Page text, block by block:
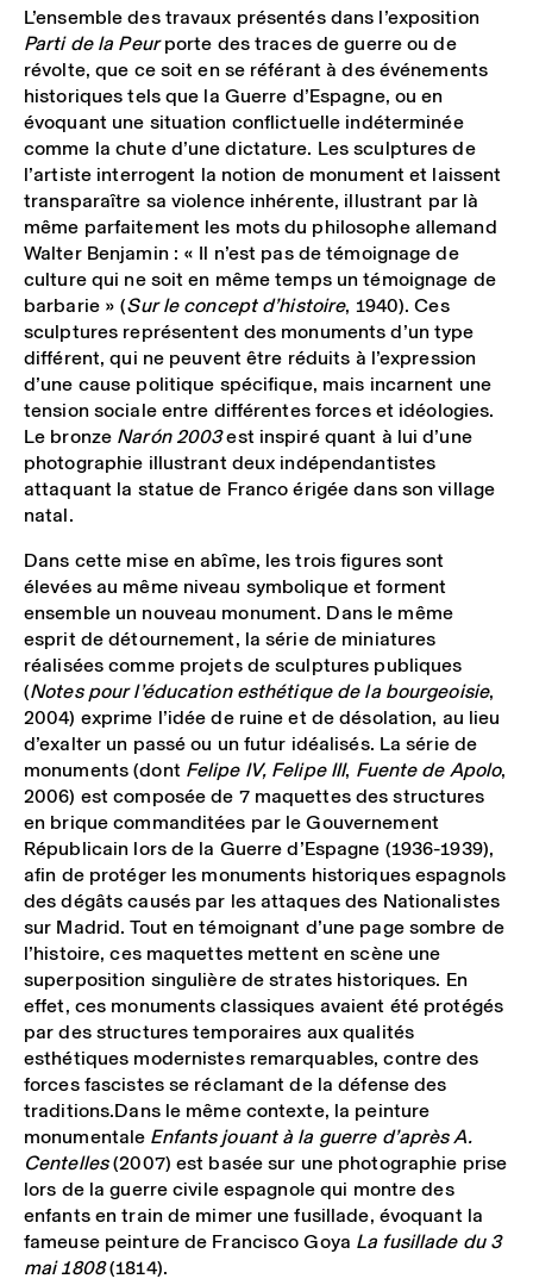
L’ensemble des travaux présentés dans l’exposition
Parti de la Peurporte des traces de guerre ou de
révolte, que ce soit en se référant à des événements
historiques tels que la Guerre d’Espagne, ou en
évoquant une situation conflictuelle indéterminée
comme la chute d’une dictature. Les sculptures de
l’artiste interrogent la notion de monument et laissent
transparaître sa violence inhérente, illustrant par là
même parfaitement les mots du philosophe allemand
Walter Benjamin : « Il n’est pas de témoignage de
culture qui ne soit en même temps un témoignage de
barbarie » (Sur le concept d’histoire, 1940). Ces
sculptures représentent des monuments d’un type
différent, qui ne peuvent être réduits à l’expression
d’une cause politique spécifique, mais incarnent une
tension sociale entre différentes forces et idéologies.
Le bronze Narón 2003est inspiré quant à lui d’une
photographie illustrant deux indépendantistes
attaquant la statue de Franco érigée dans son village
natal.
Dans cette mise en abîme, les trois figures sont
élevées au même niveau symbolique et forment
ensemble un nouveau monument. Dans le même
esprit de détournement, la série de miniatures
réalisées comme projets de sculptures publiques
(Notes pour l’éducation esthétique de la bourgeoisie,
2004) exprime l’idée de ruine et de désolation, au lieu
d’exalter un passé ou un futur idéalisés. La série de
monuments (dont Felipe IV, Felipe III, Fuente de Apolo,
2006) est composée de 7 maquettes des structures
en brique commanditées par le Gouvernement
Républicain lors de la Guerre d’Espagne (1936-1939),
afin de protéger les monuments historiques espagnols
des dégâts causés par les attaques des Nationalistes
sur Madrid. Tout en témoignant d’une page sombre de
l’histoire, ces maquettes mettent en scène une
superposition singulière de strates historiques. En
effet, ces monuments classiques avaient été protégés
par des structures temporaires aux qualités
esthétiques modernistes remarquables, contre des
forces fascistes se réclamant de la défense des
traditions.Dans le même contexte, la peinture
monumentale Enfants jouant à la guerre d’après A.
Centelles(2007) est basée sur une photographie prise
lors de la guerre civile espagnole qui montre des
enfants en train de mimer une fusillade, évoquant la
fameuse peinture de Francisco Goya La fusillade du 3
mai 1808(1814).